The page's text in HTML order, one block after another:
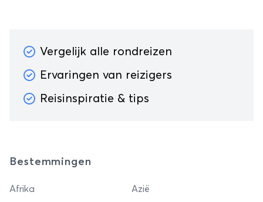
Vergelijk alle rondreizen
Ervaringen van reizigers
Reisinspiratie & tips
Bestemmingen
Afrika
Azië